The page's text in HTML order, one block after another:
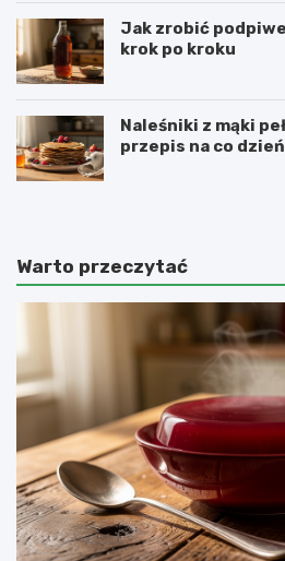
Jak zrobić
krok po kroku
Naleśniki z mąki
przepis na co dzień
Warto przeczytać